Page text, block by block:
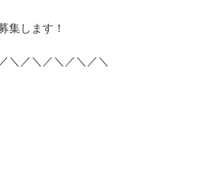
集します！
＼／＼／＼／＼／＼